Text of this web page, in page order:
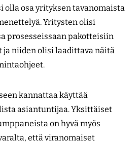
osa yrityksen tavanomaista
Yritysten olisi
prosesseissaan pakotteisiin
niiden olisi laadittava näitä
kannattaa käyttää
asiantuntijaa. Yksittäiset
on hyvä myös
että viranomaiset